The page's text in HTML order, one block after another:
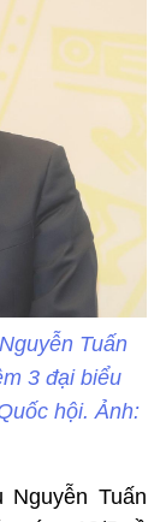
Tuấn
3 đại biểu
hội. Ảnh:
Tuấn